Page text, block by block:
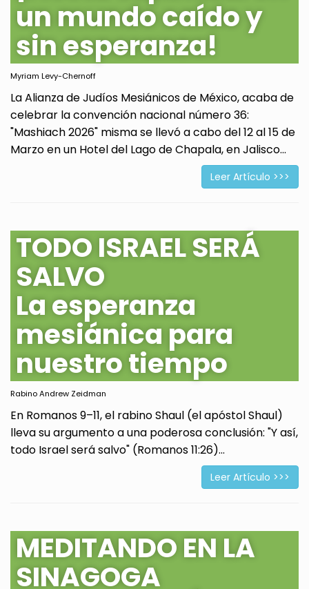
un mundo caído y
sin esperanza!
Myriam Levy-Chernoff
La Alianza de Judíos Mesiánicos de México, acaba de
celebrar la convención nacional número 36:
"Mashiach 2026" misma se llevó a cabo del 12 al 15 de
Marzo en un Hotel del Lago de Chapala, en Jalisco...
Leer Artículo >>>
TODO ISRAEL SERÁ
SALVO
La esperanza
mesiánica para
nuestro tiempo
Rabino Andrew Zeidman
En Romanos 9–11, el rabino Shaul (el apóstol Shaul)
lleva su argumento a una poderosa conclusión: "Y así,
todo Israel será salvo" (Romanos 11:26)...
Leer Artículo >>>
MEDITANDO EN LA
SINAGOGA